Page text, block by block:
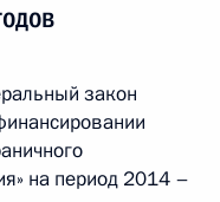
закон
на период 2014 –